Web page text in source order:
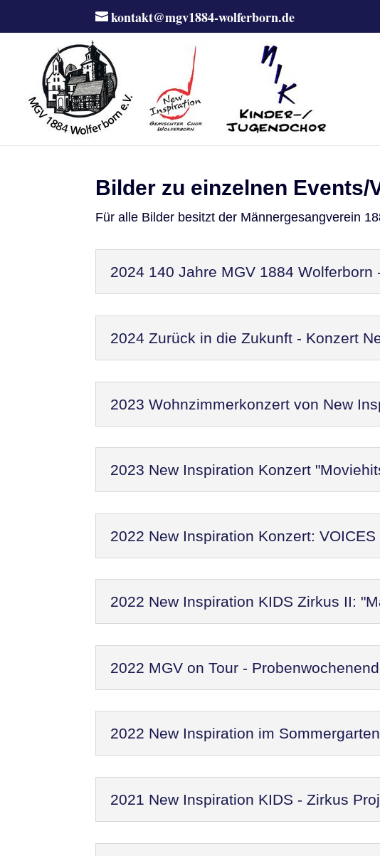
kontakt@mgv1884-wolferborn.de
Bilder zu einzelnen Events/
Für alle Bilder besitzt der Männergesangverein
2024 140 Jahre MGV 1884
2024 Zurück in die Zukunft - Konzert
2023 Wohnzimmerkonzert von New
2023 New Inspiration Konzert
2022 New Inspiration Konzert:
2022 New Inspiration KIDS Zirkus II:
2022 MGV on Tour -
2022 New Inspiration im
2021 New Inspiration KIDS - Zirkus